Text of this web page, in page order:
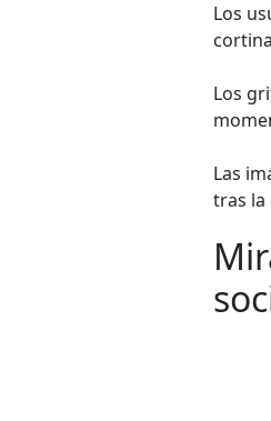
Los
Los
Las
tras la